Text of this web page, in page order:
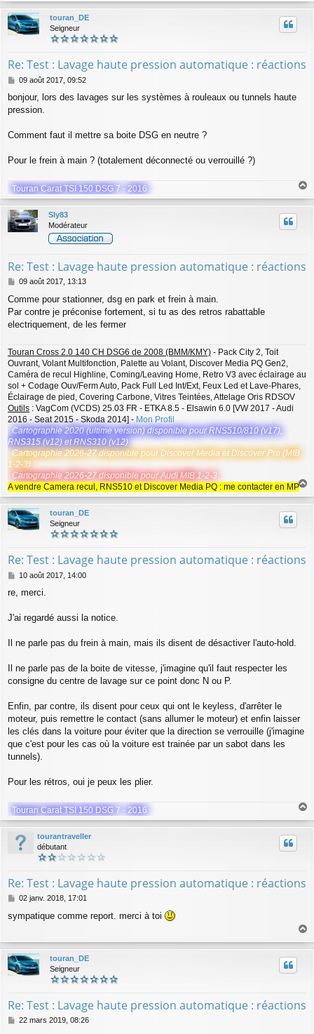
u
touran_DE
Seigneur
Re: Test : Lavage haute pression automatique : réactions
M
s
s
g
09 août 2017, 09:52
bonjour, lors des lavages sur les systèmes à rouleaux ou tunnels haute
pression.
Comment faut il mettre sa boite DSG en neutre ?
Pour le frein à main ? (totalement déconnecté ou verrouillé ?)
Touran Carat TSI 150 DSG 7 - 2016
u
Sly83
Modérateur
Re: Test : Lavage haute pression automatique : réactions
M
s
s
a
09 août 2017, 13:13
Comme pour stationner, dsg en park et frein à main.
Par contre je préconise fortement, si tu as des retros rabattable
electriquement, de les fermer
Touran Cross 2.0 140 CH DSG6 de 2008 (BMM/KMY) - Pack City 2, Toit
Ouvrant, Volant Multifonction, Palette au Volant, Discover Media PQ Gen2,
Caméra de recul Highline, Coming/Leaving Home, Retro V3 avec éclairage au
sol + Codage Ouv/Ferm Auto, Pack Full Led Int/Ext, Feux Led et Lave-Phares,
Éclairage de pied, Covering Carbone, Vitres Teintées, Attelage Oris RDSOV
Outils : VagCom (VCDS) 25.03 FR - ETKA 8.5 - Elsawin 6.0 [VW 2017 - Audi
2016 - Seat 2015 - Skoda 2014] - Mon Profil
Cartographie 2020 (ultime version) disponible pour RNS510/810 (v17),
RNS315 (v12) et RNS310 (v12)
Cartographie 2026-27 disponible pour Discover Media et Discover Pro (MIB
1-2-3)
Cartographie 2026-27 disponible pour Audi MIB 1-2-3
A vendre Camera recul, RNS510 et Discover Media PQ : me contacter en MP
a
u
touran_DE
Seigneur
Re: Test : Lavage haute pression automatique : réactions
M
s
a
10 août 2017, 14:00
re, merci.
J'ai regardé aussi la notice.
Il ne parle pas du frein à main, mais ils disent de désactiver l'auto-hold.
Il ne parle pas de la boite de vitesse, j'imagine qu'il faut respecter les
consigne du centre de lavage sur ce point donc N ou P.
Enfin, par contre, ils disent pour ceux qui ont le keyless, d'arrêter le
moteur, puis remettre le contact (sans allumer le moteur) et enfin laisser
les clés dans la voiture pour éviter que la direction se verrouille (j'imagine
que c'est pour les cas où la voiture est trainée par un sabot dans les
tunnels).
Pour les rétros, oui je peux les plier.
Touran Carat TSI 150 DSG 7 - 2016
u
tourantraveller
débutant
Re: Test : Lavage haute pression automatique : réactions
M
s
g
e
02 janv. 2018, 17:01
sympatique comme report. merci à toi
u
touran_DE
Seigneur
Re: Test : Lavage haute pression automatique : réactions
M
22 mars 2019, 08:26